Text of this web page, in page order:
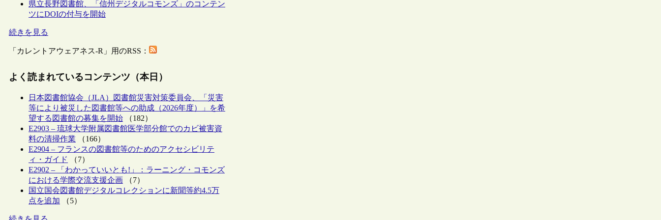
県立長野図書館、「信州デジタルコモンズ」のコンテン
ツにDOIの付与を開始
続きを見る
「カレントアウェアネス-R」用のRSS：
よく読まれているコンテンツ（本日）
日本図書館協会（JLA）図書館災害対策委員会、「災害
等により被災した図書館等への助成（2026年度）」を希
望する図書館の募集を開始 （182）
E2903 – 琉球大学附属図書館医学部分館でのカビ被害資
料の清掃作業 （166）
E2904 – フランスの図書館等のためのアクセシビリテ
ィ・ガイド
（7）
E2902 – 「わかっていいとも!」：ラーニング・コモンズ
における学際交流支援企画 （7）
国立国会図書館デジタルコレクションに新聞等約4.5万
点を追加 （5）